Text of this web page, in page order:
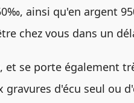
ainsi qu'en argent
chez vous dans un
se porte également
d'écu seul ou